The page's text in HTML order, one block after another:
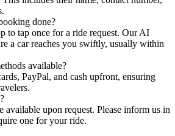
done?
to tap once for a ride request. Our AI
a car reaches you swiftly, usually within
available?
PayPal, and cash upfront, ensuring
available upon request. Please inform us in
one for your ride.